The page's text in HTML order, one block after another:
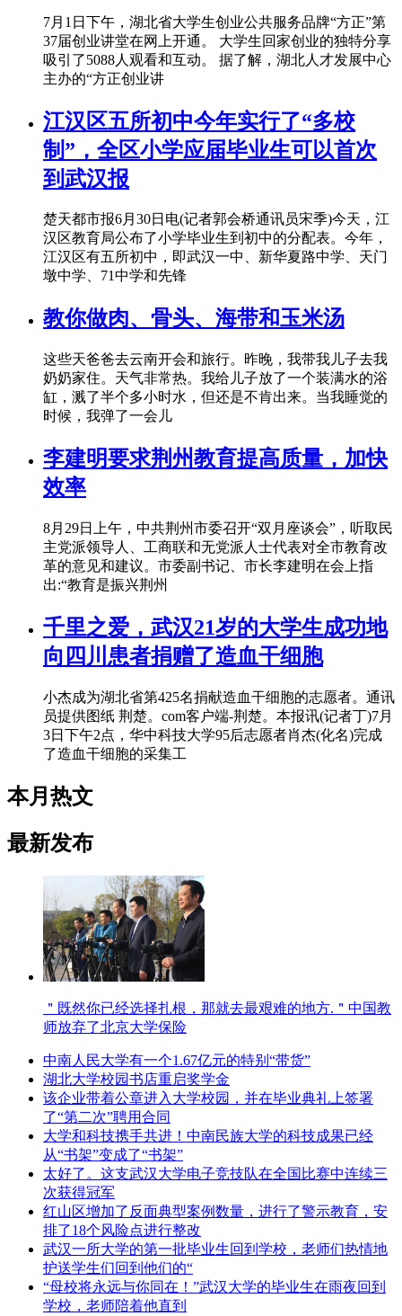
7月1日下午，湖北省大学生创业公共服务品牌“方正”第
37届创业讲堂在网上开通。 大学生回家创业的独特分享
吸引了5088人观看和互动。 据了解，湖北人才发展中心
主办的“方正创业讲
江汉区五所初中今年实行了“多校
制”，全区小学应届毕业生可以首次
到武汉报
楚天都市报6月30日电(记者郭会桥通讯员宋季)今天，江
汉区教育局公布了小学毕业生到初中的分配表。今年，
江汉区有五所初中，即武汉一中、新华夏路中学、天门
墩中学、71中学和先锋
教你做肉、骨头、海带和玉米汤
这些天爸爸去云南开会和旅行。昨晚，我带我儿子去我
奶奶家住。天气非常热。我给儿子放了一个装满水的浴
缸，溅了半个多小时水，但还是不肯出来。当我睡觉的
时候，我弹了一会儿
李建明要求荆州教育提高质量，加快
效率
8月29日上午，中共荆州市委召开“双月座谈会”，听取民
主党派领导人、工商联和无党派人士代表对全市教育改
革的意见和建议。市委副书记、市长李建明在会上指
出:“教育是振兴荆州
千里之爱，武汉21岁的大学生成功地
向四川患者捐赠了造血干细胞
小杰成为湖北省第425名捐献造血干细胞的志愿者。通讯
员提供图纸 荆楚。com客户端-荆楚。本报讯(记者丁)7月
3日下午2点，华中科技大学95后志愿者肖杰(化名)完成
了造血干细胞的采集工
本月热文
最新发布
＂既然你已经选择扎根，那就去最艰难的地方.＂中国教
师放弃了北京大学保险
中南人民大学有一个1.67亿元的特别“带货”
湖北大学校园书店重启奖学金
该企业带着公章进入大学校园，并在毕业典礼上签署
了“第二次”聘用合同
大学和科技携手共进！中南民族大学的科技成果已经
从“书架”变成了“书架”
太好了。这支武汉大学电子竞技队在全国比赛中连续三
次获得冠军
红山区增加了反面典型案例数量，进行了警示教育，安
排了18个风险点进行整改
武汉一所大学的第一批毕业生回到学校，老师们热情地
护送学生们回到他们的“
“母校将永远与你同在！”武汉大学的毕业生在雨夜回到
学校，老师陪着他直到